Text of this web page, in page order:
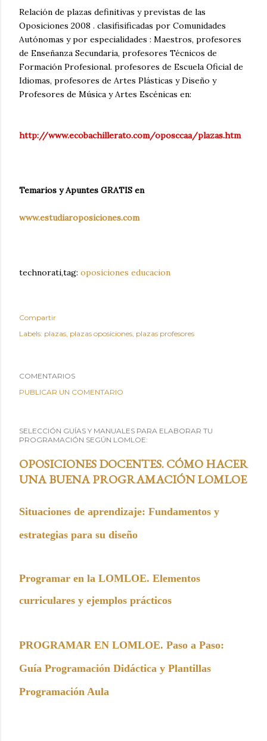
Relación de plazas definitivas y previstas de las
Oposiciones 2008 . clasifisificadas por Comunidades
Autónomas y por especialidades : Maestros, profesores
de Enseñanza Secundaria, profesores Técnicos de
Formación Profesional. profesores de Escuela Oficial de
Idiomas, profesores de Artes Plásticas y Diseño y
Profesores de Música y Artes Escénicas en:
http://www.ecobachillerato.com/oposccaa/plazas.htm
Temarios y Apuntes GRATIS en
www.estudiaroposiciones.com
technorati,tag: oposiciones educacion
Compartir
Labels: plazas plazas oposiciones plazas profesores
COMENTARIOS
PUBLICAR UN COMENTARIO
SELECCIÓN GUÍAS Y MANUALES PARA ELABORAR TU
PROGRAMACIÓN SEGÚN LOMLOE:
OPOSICIONES DOCENTES. CÓMO HACER
UNA BUENA PROGRAMACIÓN LOMLOE
Situaciones de aprendizaje: Fundamentos y
estrategias para su diseño
Programar en la LOMLOE. Elementos
curriculares y ejemplos prácticos
PROGRAMAR EN LOMLOE. Paso a Paso:
Guía Programación Didáctica y Plantillas
Programación Aula